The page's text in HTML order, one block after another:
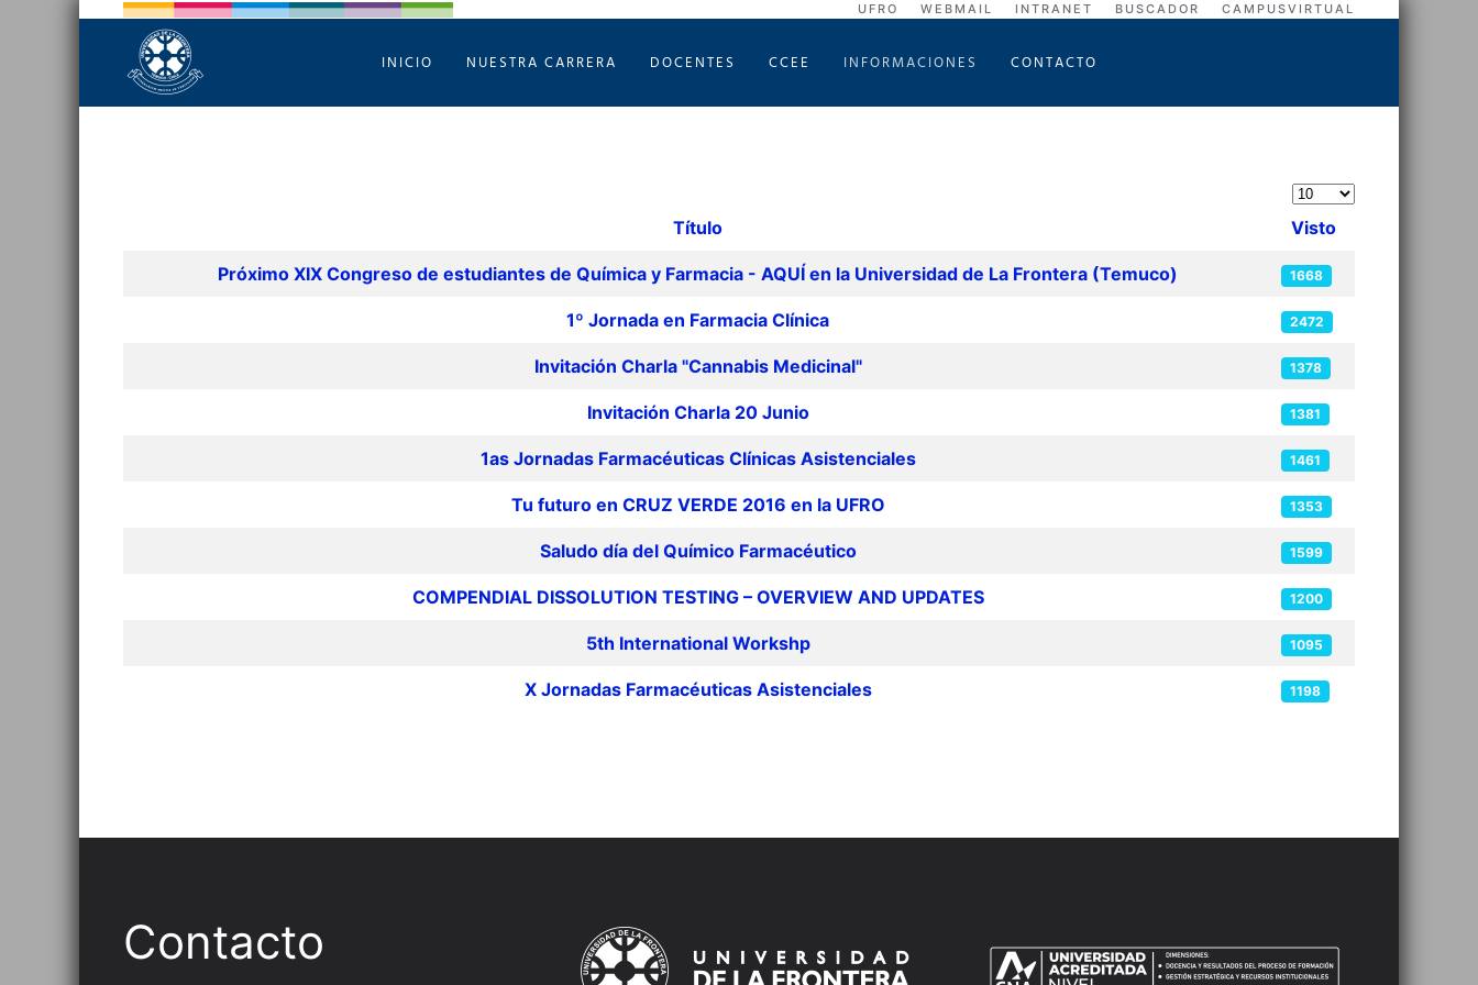
UFRO WEBMAIL INTRANET BUSCADOR CAMPUSVIRTUAL
INICIO NUESTRA CARRERA DOCENTES CCEE INFORMACIONES CONTACTO
Cantidad a mostrar
Tabla de artículos
Título Visto
Próximo XIX Congreso de estudiantes de Química y Farmacia - AQUÍ en la Universidad de La Frontera (Temuco) 1668
1º Jornada en Farmacia Clínica 2472
Invitación Charla "Cannabis Medicinal" 1378
Invitación Charla 20 Junio 1381
1as Jornadas Farmacéuticas Clínicas Asistenciales 1461
Tu futuro en CRUZ VERDE 2016 en la UFRO 1353
Saludo día del Químico Farmacéutico 1599
COMPENDIAL DISSOLUTION TESTING – OVERVIEW AND UPDATES 1200
5th International Workshp 1095
X Jornadas Farmacéuticas Asistenciales 1198
Contacto